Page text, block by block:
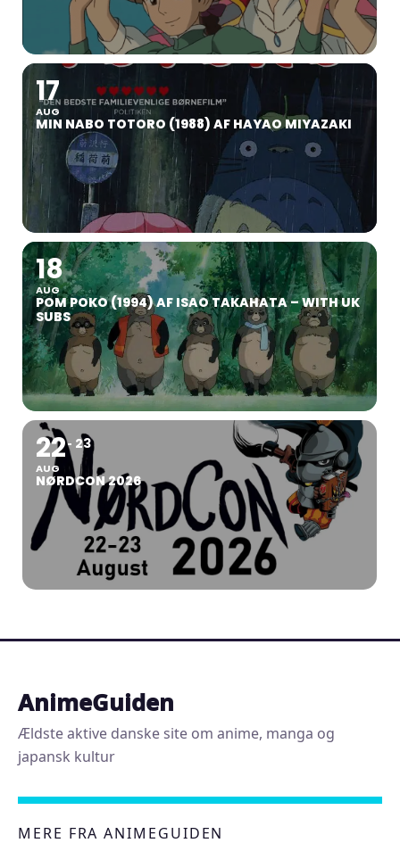
17
AUG
MIN NABO TOTORO (1988) AF HAYAO MIYAZAKI
18
AUG
POM POKO (1994) AF ISAO TAKAHATA – WITH UK
SUBS
22
AUG
23
NØRDCON 2026
AnimeGuiden
Ældste aktive danske site om anime, manga og
japansk kultur
MERE FRA ANIMEGUIDEN